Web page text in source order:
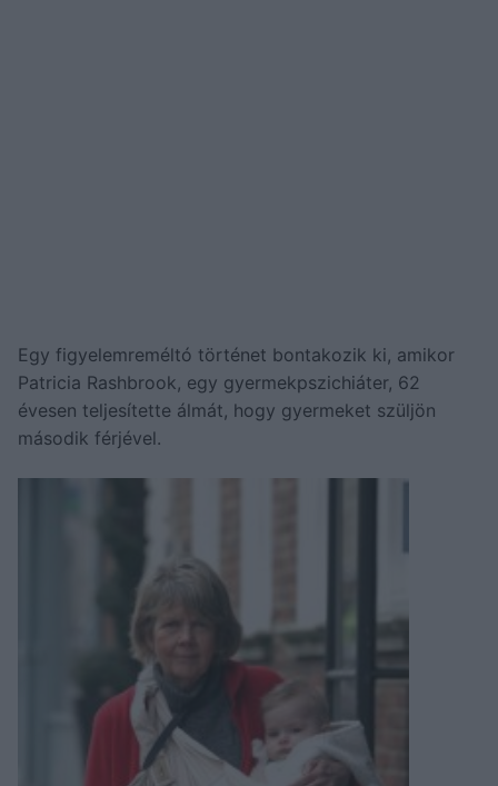
Egy figyelemreméltó történet bontakozik ki, amikor
Patricia Rashbrook, egy gyermekpszichiáter, 62
évesen teljesítette álmát, hogy gyermeket szüljön
második férjével.